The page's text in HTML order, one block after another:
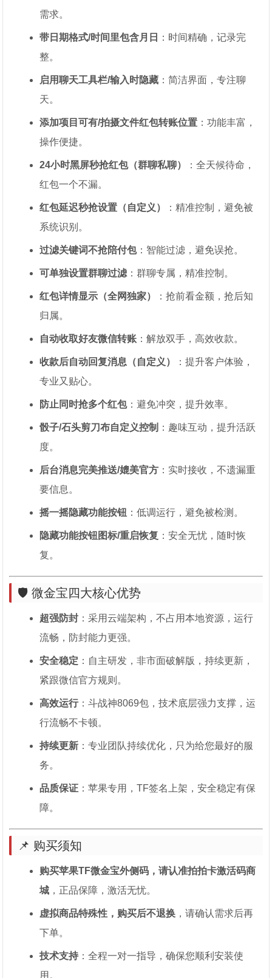
需求。
带日期格式/时间里包含月日
：时间精确，记录完
整。
启用聊天工具栏/输入时隐藏 ：简洁界面，专注聊
天。
添加项目可有/拍摄文件红包转账位置 ：功能丰富，
操作便捷。
24小时黑屏秒抢红包（群聊私聊）
：全天候待命，
红包一个不漏。
红包延迟秒抢设置（自定义）
：精准控制，避免被
系统识别。
过滤关键词不抢陪付包：智能过滤，避免误抢。
可单独设置群聊过滤 ：群聊专属，精准控制。
红包详情显示（全网独家）
：抢前看金额，抢后知
归属。
自动收取好友微信转账 ：解放双手，高效收款。
收款后自动回复消息（自定义）
：提升客户体验，
专业又贴心。
防止同时抢多个红包：避免冲突，提升效率。
骰子/石头剪刀布自定义控制 ：趣味互动，提升活跃
度。
后台消息完美推送/媲美官方 ：实时接收，不遗漏重
要信息。
摇一摇隐藏功能按钮 ：低调运行，避免被检测。
隐藏功能按钮图标/重启恢复 ：安全无忧，随时恢
复。
🛡️ 微金宝四大核心优势
超强防封 ：采用云端架构，不占用本地资源，运行
流畅，防封能力更强。
安全稳定 ：自主研发，非市面破解版，持续更新，
紧跟微信官方规则。
高效运行：斗战神8069包，技术底层强力支撑，运
行流畅不卡顿。
持续更新 ：专业团队持续优化，只为给您最好的服
务。
品质保证 ：苹果专用，TF签名上架，安全稳定有保
障。
📌 购买须知
购买苹果TF微金宝外侧码，请认准拍拍卡激活码商
城 ，正品保障，激活无忧。
虚拟商品特殊性，购买后不退换 ，请确认需求后再
下单。
技术支持 ：全程一对一指导，确保您顺利安装使
用。